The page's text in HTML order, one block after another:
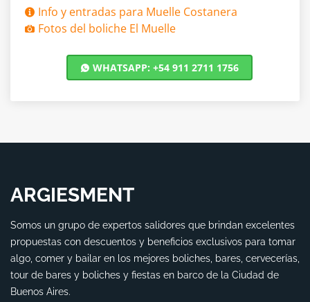
Info y entradas para Muelle Costanera
Fotos del boliche El Muelle
WHATSAPP: +54 911 2711 1756
ARGIESMENT
Somos un grupo de expertos salidores que brindan excelentes
propuestas con descuentos y beneficios exclusivos para tomar
algo, comer y bailar en los mejores boliches, bares, cervecerías,
tour de bares y boliches y fiestas en barco de la Ciudad de
Buenos Aires.